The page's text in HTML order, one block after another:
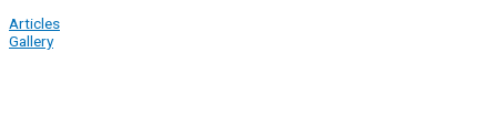
Articles
Gallery